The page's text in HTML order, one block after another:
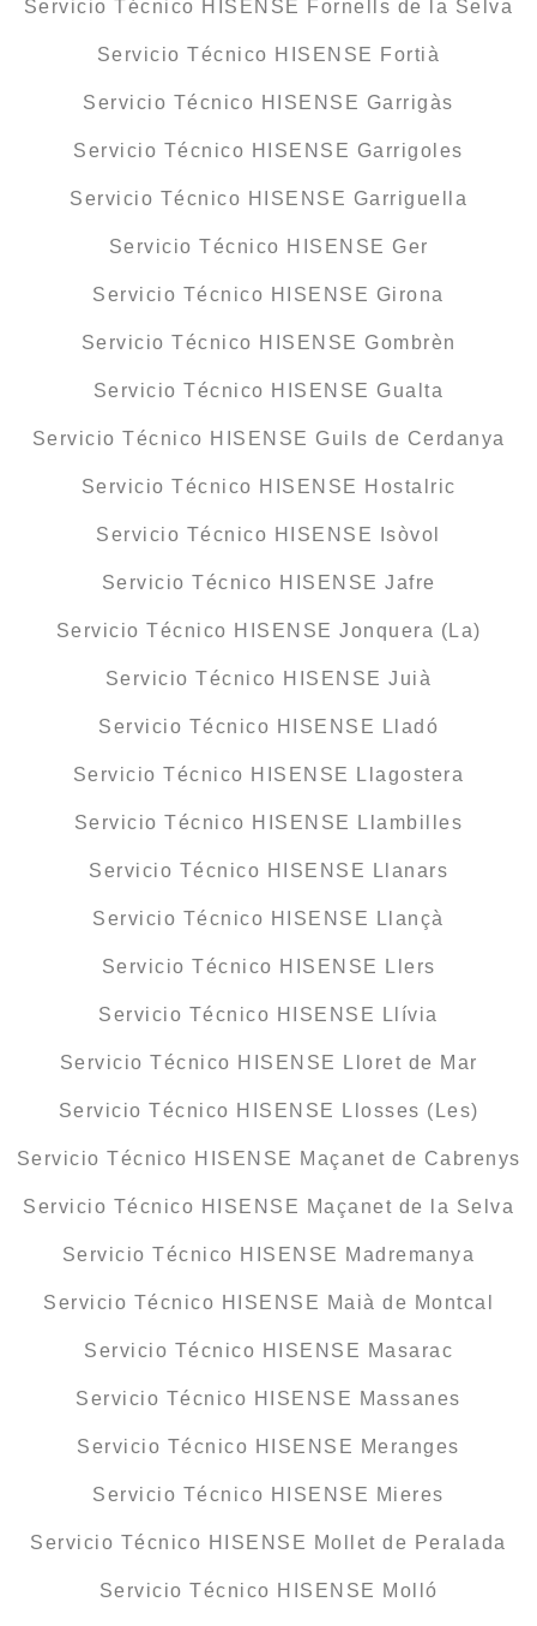
Servicio Técnico HISENSE Fornells de la Selva
Servicio Técnico HISENSE Fortià
Servicio Técnico HISENSE Garrigàs
Servicio Técnico HISENSE Garrigoles
Servicio Técnico HISENSE Garriguella
Servicio Técnico HISENSE Ger
Servicio Técnico HISENSE Girona
Servicio Técnico HISENSE Gombrèn
Servicio Técnico HISENSE Gualta
Servicio Técnico HISENSE Guils de Cerdanya
Servicio Técnico HISENSE Hostalric
Servicio Técnico HISENSE Isòvol
Servicio Técnico HISENSE Jafre
Servicio Técnico HISENSE Jonquera (La)
Servicio Técnico HISENSE Juià
Servicio Técnico HISENSE Lladó
Servicio Técnico HISENSE Llagostera
Servicio Técnico HISENSE Llambilles
Servicio Técnico HISENSE Llanars
Servicio Técnico HISENSE Llançà
Servicio Técnico HISENSE Llers
Servicio Técnico HISENSE Llívia
Servicio Técnico HISENSE Lloret de Mar
Servicio Técnico HISENSE Llosses (Les)
Servicio Técnico HISENSE Maçanet de Cabrenys
Servicio Técnico HISENSE Maçanet de la Selva
Servicio Técnico HISENSE Madremanya
Servicio Técnico HISENSE Maià de Montcal
Servicio Técnico HISENSE Masarac
Servicio Técnico HISENSE Massanes
Servicio Técnico HISENSE Meranges
Servicio Técnico HISENSE Mieres
Servicio Técnico HISENSE Mollet de Peralada
Servicio Técnico HISENSE Molló